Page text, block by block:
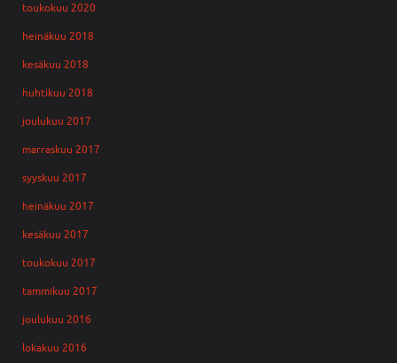
toukokuu 2020
heinäkuu 2018
kesäkuu 2018
huhtikuu 2018
joulukuu 2017
marraskuu 2017
syyskuu 2017
heinäkuu 2017
kesäkuu 2017
toukokuu 2017
tammikuu 2017
joulukuu 2016
lokakuu 2016